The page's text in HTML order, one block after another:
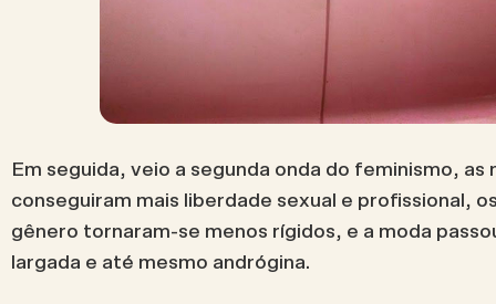
Em seguida, veio a segunda onda do feminismo, as
conseguiram mais liberdade sexual e profissional,
gênero tornaram-se menos rígidos, e a moda
largada e até mesmo andrógina.